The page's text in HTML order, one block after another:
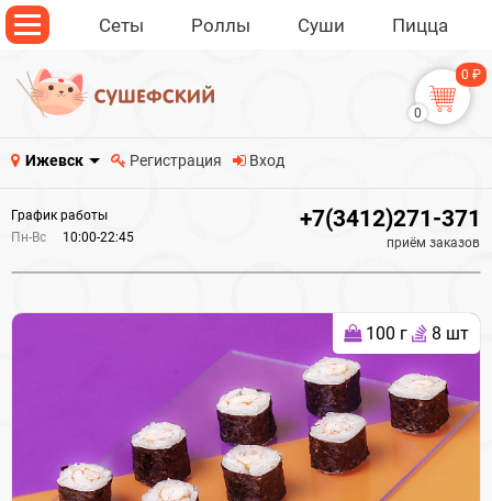
Сеты Роллы Суши Пицца
0
0 ₽
Ижевск Регистрация Вход
График работы
Пн-Вс
10:00-22:45
+7(3412)271-371
приём заказов
100 г 8 шт